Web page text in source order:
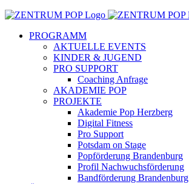
Zum
springenPROGRAMM
AKTUELLE EVENTS
KINDER & JUGEND
PRO SUPPORT
Coaching Anfrage
AKADEMIE POP
PROJEKTE
Akademie Pop Herzberg
Digital Fitness
Pro Support
Potsdam on Stage
Popförderung Brandenburg
Profil Nachwuchsförderung
Bandförderung Brandenburg